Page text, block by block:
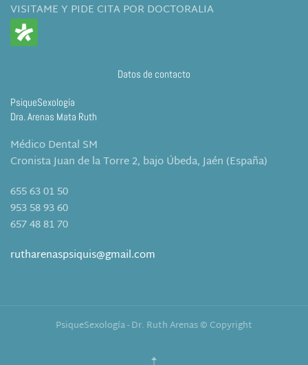
VISITAME Y PIDE CITA POR DOCTORALIA
Datos de contacto
PsiqueSexología
Dra. Arenas Mata Ruth
Médico Dental SM
Cronista Juan de la Torre 2, bajo Úbeda, Jaén (España)
655 63 01 50
953 58 93 60
657 48 81 70
rutharenaspsiquis@gmail.com
PsiqueSexología - Dr. Ruth Arenas © Copyright